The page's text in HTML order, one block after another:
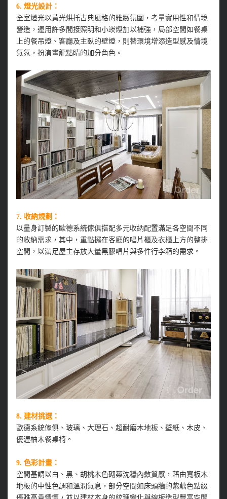
6. 燈光設計：
全室燈光以黃光烘托古典風格的雅緻氛圍，考量實用性和情境
營造，運用許多間接照明和小崁燈加以補強，局部空間如餐桌
上的餐吊燈、客廳及主臥的壁燈，則替環境增添造型感及情境
氣氛，扮演畫龍點睛的加分角色。
7. 收納規劃：
以量身訂製的歐德系統傢俱搭配多元收納配置滿足各空間不同
的收納需求，其中，重點擺在客廳的唱片櫃及衣櫃上方的整排
空間，以滿足屋主存放大量黑膠唱片與多件行李箱的需求。
8. 建材挑選：
歐德系統傢俱、玻璃、大理石、超耐磨木地板、壁紙、木皮、
優渥柚木餐桌椅。
9. 色彩計畫：
空間基調以白、黑、胡桃木色砌築沈穩內斂質感，藉由寬板木
地板的中性色調和溫潤氣息，部分空間如床頭牆的紫藕色點綴